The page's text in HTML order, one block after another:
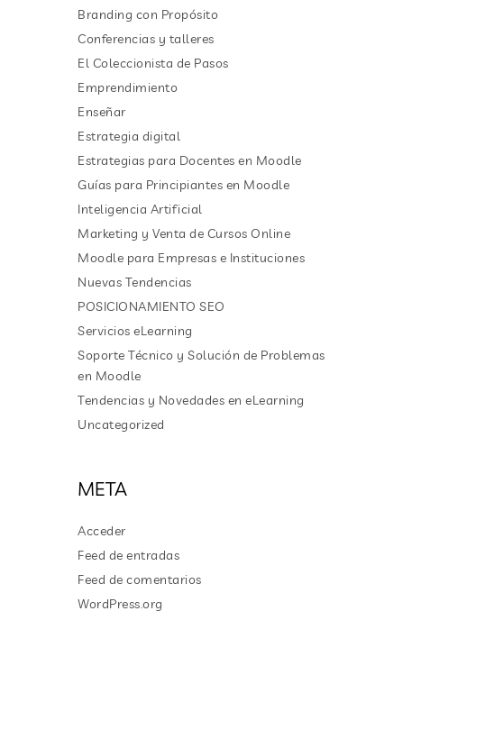
Branding con Propósito
Conferencias y talleres
El Coleccionista de Pasos
Emprendimiento
Enseñar
Estrategia digital
Estrategias para Docentes en Moodle
Guías para Principiantes en Moodle
Inteligencia Artificial
Marketing y Venta de Cursos Online
Moodle para Empresas e Instituciones
Nuevas Tendencias
POSICIONAMIENTO SEO
Servicios eLearning
Soporte Técnico y Solución de Problemas
en Moodle
Tendencias y Novedades en eLearning
Uncategorized
META
Acceder
Feed de entradas
Feed de comentarios
WordPress.org